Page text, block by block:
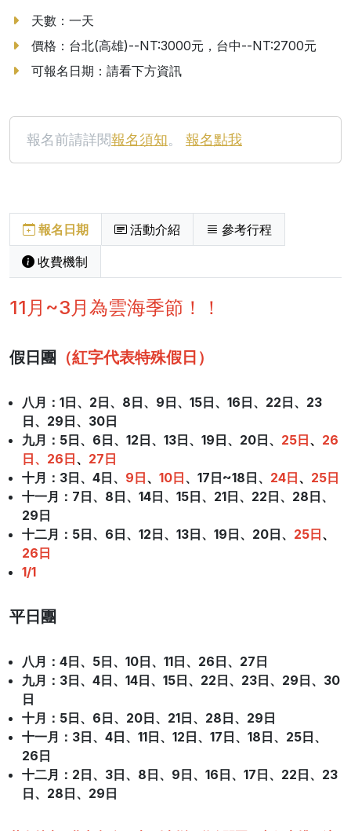
天數：一天
價格：台北(高雄)--NT:3000元，台中--NT:2700元
可報名日期：請看下方資訊
報名前請詳閱報名須知。 報名點我
報名日期 活動介紹 參考行程
收費機制
11月~3月為雲海季節！！
假日團 （紅字代表特殊假日）
八月：1日、 2日、8日、 9日、15日、 16日、22日、 23
日、29日、 30日
九月：5日、 6日、12日、 13日、19日、 20日、 25日、 26
日、26日、 27日
十月 ：3日、 4日、 9日、 10日、17日~18日、 24日、 25日
十一月 ：7日、 8日、14日、 15日、21日、 22日、28日、
29日
十二月 ：5日、 6日、12日、 13日、19日、 20日、 25日、
26日
1/1
平日團
八月：4日、 5日、10日、 11日、26日、 27日
九月：3日、 4日、14日、 15日、22日、 23日、29日、 30
日
十月 ：5日、 6日、20日、 21日、28日、 29日
十一月 ：3日、 4日、11日、 12日、17日、 18日、25日、
26日
十二月 ：2日、 3日、8日、 9日、16日、 17日、22日、 23
日、28日、 29日